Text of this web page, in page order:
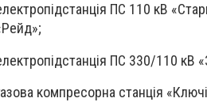
ПС 110 кВ
ПС 330/110 кВ
компресорна станція